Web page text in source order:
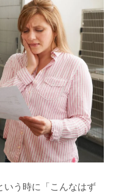
いう時に「こんなはず